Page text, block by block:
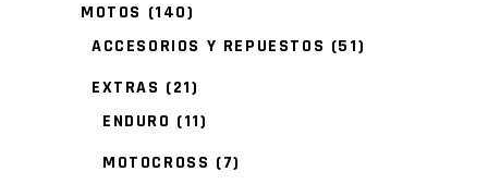
MOTOS (140)
ACCESORIOS Y REPUESTOS (51)
EXTRAS (21)
ENDURO (11)
MOTOCROSS (7)